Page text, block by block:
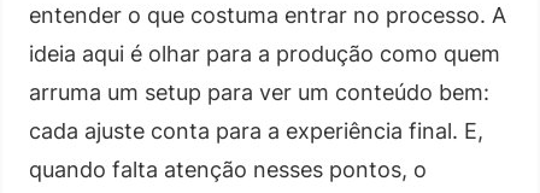
entender o que costuma entrar no processo. A
ideia aqui é olhar para a produção como quem
arruma um setup para ver um conteúdo bem:
cada ajuste conta para a experiência final. E,
quando falta atenção nesses pontos, o